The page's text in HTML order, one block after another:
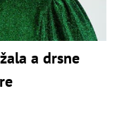
a drsne